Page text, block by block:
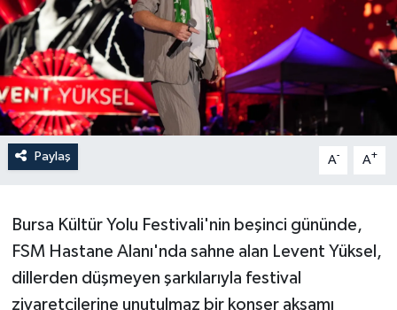
Paylaş A- A+
Bursa Kültür Yolu Festivali'nin beşinci gününde,
FSM Hastane Alanı'nda sahne alan Levent Yüksel,
dillerden düşmeyen şarkılarıyla festival
ziyaretçilerine unutulmaz bir konser akşamı